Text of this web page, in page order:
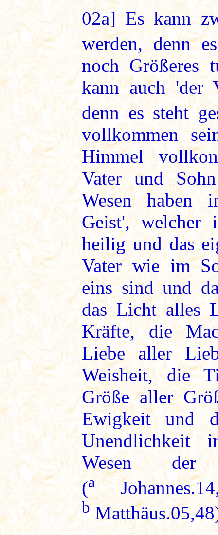
02a]Es kann
werden, denn
noch Größeres
kann auch 'der
denn es steht
vollkommen
Himmel
Vater und
Wesen haben
Geist',
heilig und das
Vater wie im
eins sind und
das Licht alles
Kräfte, die
Liebe aller
Weisheit, die
Größe aller
Ewigkeit und
Unendlichkeit
Wesen der
(a
b